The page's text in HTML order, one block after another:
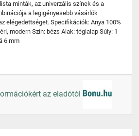
minták, az univerzális színek és a
a legigényesebb vásárlók
elégedettséget. Specifikációk: Anya 100%
modern Szín: bézs Alak: téglalap Súly: 1
6 mm
az eladótól